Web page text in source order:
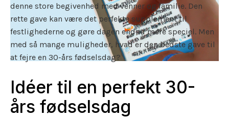
denne store begivenhed med venner og familie. Den
rette gave kan være det perfekte supplement til
festlighederne og gøre dagen endnu mere speciel. Men
med så mange muligheder, hvad er den bedste gave til
at fejre en 30-års fødselsdag?
Idéer til en perfekt 30-
års fødselsdag